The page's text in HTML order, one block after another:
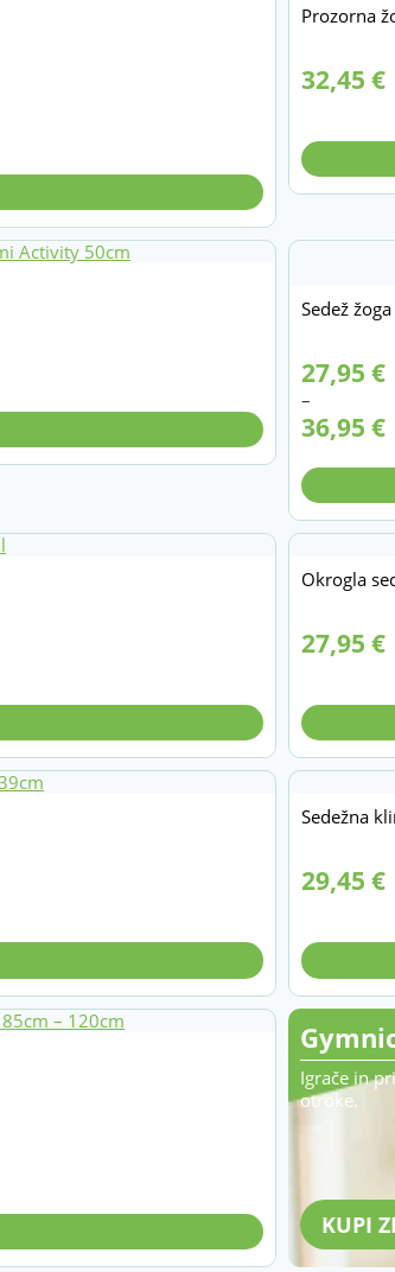
Prozorna
32,45 €
Sedež
27,95 €
–
36,95 €
Cenovni
razpon:
27,95 €
36,95 €
Okrogla
27,95 €
Sedežna
29,45 €
Igrače in
otroke.
KUPI